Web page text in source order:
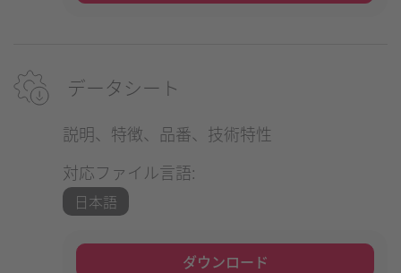
データシート
説明、特徴、品番、技術特性
対応ファイル言語:
日本語
ダウンロード